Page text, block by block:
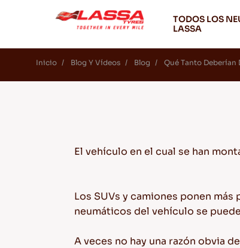
TODOS LOS
LASSA
Inicio Blog Y Vídeos Blog Qué Tanto Deberían
El vehículo en el cual se han
Los SUVs y camiones ponen
neumáticos del vehículo se
A veces no hay una razón obvia